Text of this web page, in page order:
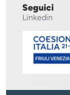
Seguici
Linkedin